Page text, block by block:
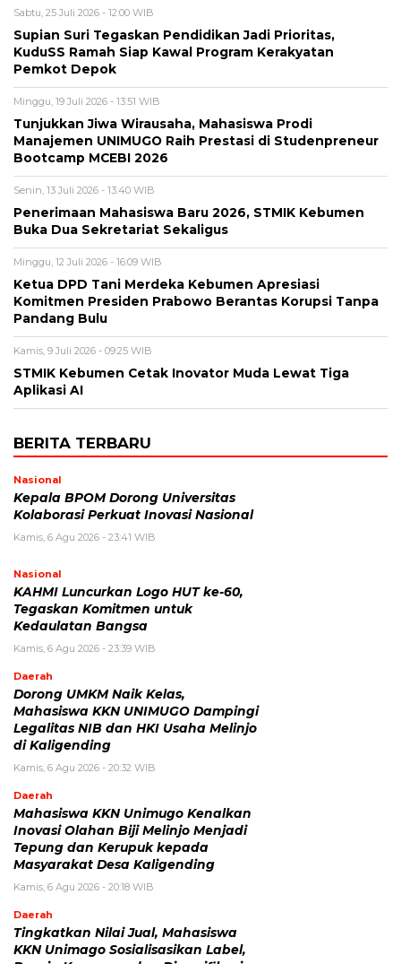
Sabtu, 25 Juli 2026 - 12:00 WIB
Supian Suri Tegaskan Pendidikan Jadi Prioritas,
KuduSS Ramah Siap Kawal Program Kerakyatan
Pemkot Depok
Minggu, 19 Juli 2026 - 13:51 WIB
Tunjukkan Jiwa Wirausaha, Mahasiswa Prodi
Manajemen UNIMUGO Raih Prestasi di Studenpreneur
Bootcamp MCEBI 2026
Senin, 13 Juli 2026 - 13:40 WIB
Penerimaan Mahasiswa Baru 2026, STMIK Kebumen
Buka Dua Sekretariat Sekaligus
Minggu, 12 Juli 2026 - 16:09 WIB
Ketua DPD Tani Merdeka Kebumen Apresiasi
Komitmen Presiden Prabowo Berantas Korupsi Tanpa
Pandang Bulu
Kamis, 9 Juli 2026 - 09:25 WIB
STMIK Kebumen Cetak Inovator Muda Lewat Tiga
Aplikasi AI
BERITA TERBARU
Nasional
Kepala BPOM Dorong Universitas
Kolaborasi Perkuat Inovasi Nasional
Kamis, 6 Agu 2026 - 23:41 WIB
Nasional
KAHMI Luncurkan Logo HUT ke-60,
Tegaskan Komitmen untuk
Kedaulatan Bangsa
Kamis, 6 Agu 2026 - 23:39 WIB
Daerah
Dorong UMKM Naik Kelas,
Mahasiswa KKN UNIMUGO Dampingi
Legalitas NIB dan HKI Usaha Melinjo
di Kaligending
Kamis, 6 Agu 2026 - 20:32 WIB
Daerah
Mahasiswa KKN Unimugo Kenalkan
Inovasi Olahan Biji Melinjo Menjadi
Tepung dan Kerupuk kepada
Masyarakat Desa Kaligending
Kamis, 6 Agu 2026 - 20:18 WIB
Daerah
Tingkatkan Nilai Jual, Mahasiswa
KKN Unimago Sosialisasikan Label,